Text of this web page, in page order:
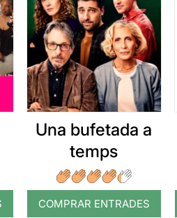
Una bufetada a
temps
COMPRAR ENTRADES